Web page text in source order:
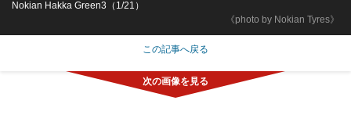
《photo by Nokian Tyres》
Nokian Hakka Green3（1/21）
この記事へ戻る